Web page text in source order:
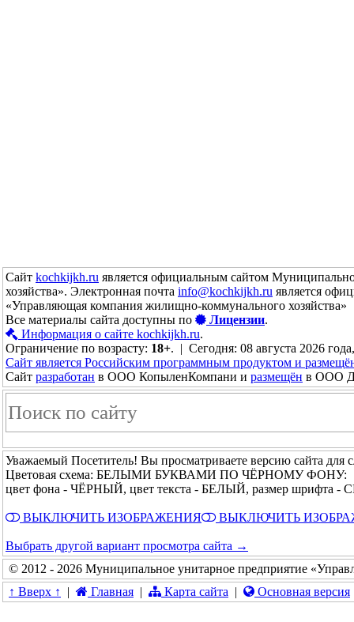
Сайт kochkijkh.ru является официальным сайтом
хозяйства». Электронная почта info@kochkijkh.ru является
«Управляющая компания жилищно-коммунального хозяйства»
Все материалы сайта доступны по
Лицензии.
Информация о сайте kochkijkh.ru.
Ограничение по возрасту: 18+. | Сегодня: 08 августа 2026
Сайт является Российским программным продуктом и
Сайт разработан в ООО КопыленКомпани и размещён в ООО
Уважаемый Посетитель! Вы просматриваете версию сайта для
Цветовая схема: БЕЛЫМИ БУКВАМИ ПО ЧЁРНОМУ ФОНУ:
цвет фона - ЧЁРНЫЙ, цвет текста - БЕЛЫЙ, размер шрифта -
ВЫКЛЮЧИТЬ ИЗОБРАЖЕНИЯ ВЫКЛЮЧИТЬ
Выбрать другой вариант просмотра сайта →
© 2012 - 2026 Муниципальное унитарное предприятие
↑ Вверх ↑
| Главная | Карта сайта | Основная версия